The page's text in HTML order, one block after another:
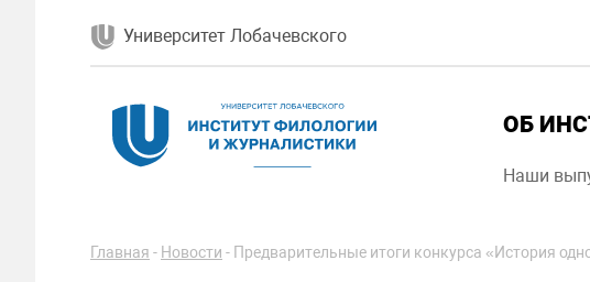
Университет Лобачевского
ОБ
Наши
Главная - Новости - Предварительные итоги конкурса «История